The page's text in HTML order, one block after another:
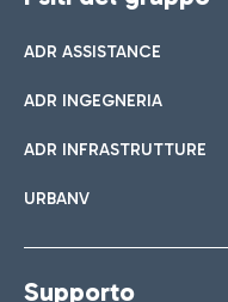
ADR ASSISTANCE
ADR INGEGNERIA
ADR INFRASTRUTTURE
URBANV
Supporto